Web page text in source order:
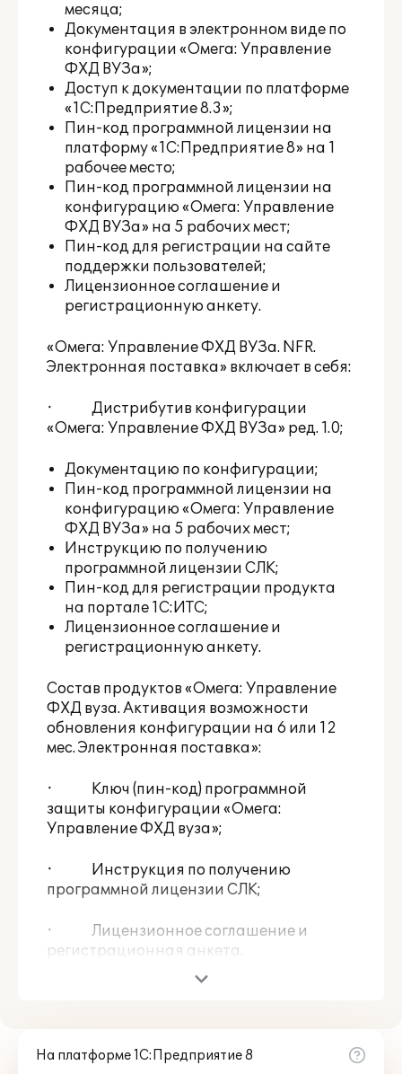
месяца;
Документация в электронном виде по
конфигурации «Омега: Управление
ФХД ВУЗа»;
Доступ к документации по платформе
«1С:Предприятие 8.3»;
Пин-код программной лицензии на
платформу «1С:Предприятие 8» на 1
рабочее место;
Пин-код программной лицензии на
конфигурацию «Омега: Управление
ФХД ВУЗа» на 5 рабочих мест;
Пин-код для регистрации на сайте
поддержки пользователей;
Лицензионное соглашение и
регистрационную анкету.
«Омега: Управление ФХД ВУЗа. NFR.
Электронная поставка» включает в себя:
· Дистрибутив конфигурации
«Омега: Управление ФХД ВУЗа» ред. 1.0;
Документацию по конфигурации;
Пин-код программной лицензии на
конфигурацию «Омега: Управление
ФХД ВУЗа» на 5 рабочих мест;
Инструкцию по получению
программной лицензии СЛК;
Пин-код для регистрации продукта
на портале 1С:ИТС;
Лицензионное соглашение и
регистрационную анкету.
Состав продуктов «Омега: Управление
ФХД вуза. Активация возможности
обновления конфигурации на 6 или 12
мес. Электронная поставка»:
· Ключ (пин-код) программной
защиты конфигурации «Омега:
Управление ФХД вуза»;
· Инструкция по получению
программной лицензии СЛК;
· Лицензионное соглашение и
регистрационная анкета.
На платформе 1С:Предприятие 8